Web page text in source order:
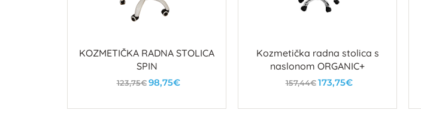
KOZMETIČKA RADNA STOLICA
SPIN
123,75€ 98,75€
U košaricu
Kozmetička radna stolica s
naslonom ORGANIC+
157,44€ 173,75€
U košaricu